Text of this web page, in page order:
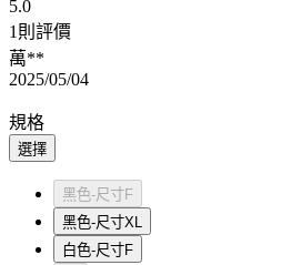
5.0
1則評價
萬**
2025/05/04
規格
選擇
黑色-尺寸F
黑色-尺寸XL
白色-尺寸F